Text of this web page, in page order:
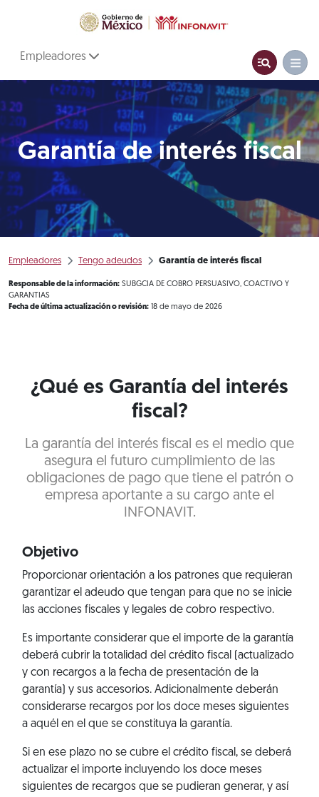
Empleadores
Garantía de interés fiscal
Empleadores Tengo adeudos Garantía de interés fiscal
Responsable de la información: SUBGCIA DE COBRO PERSUASIVO, COACTIVO Y
GARANTIAS
Fecha de última actualización o revisión: 18 de mayo de 2026
¿Qué es Garantía del interés
fiscal?
La garantía del interés fiscal es el medio que
asegura el futuro cumplimiento de las
obligaciones de pago que tiene el patrón o
empresa aportante a su cargo ante el
INFONAVIT.
Objetivo
Proporcionar orientación a los patrones que requieran
garantizar el adeudo que tengan para que no se inicie
las acciones fiscales y legales de cobro respectivo.
Es importante considerar que el importe de la garantía
deberá cubrir la totalidad del crédito fiscal (actualizado
y con recargos a la fecha de presentación de la
garantía) y sus accesorios. Adicionalmente deberán
considerarse recargos por los doce meses siguientes
a aquél en el que se constituya la garantía.
Si en ese plazo no se cubre el crédito fiscal, se deberá
actualizar el importe incluyendo los doce meses
siguientes de recargos que se pudieran generar, y así